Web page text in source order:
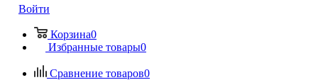
Войти
Корзина0
Избранные товары0
Сравнение товаров0